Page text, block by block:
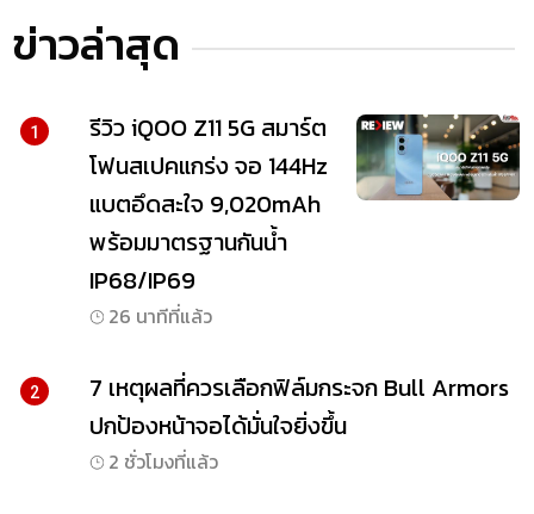
ข่าวล่าสุด
1
รีวิว iQOO Z11 5G สมาร์ต
โฟนสเปคแกร่ง จอ 144Hz
แบตอึดสะใจ 9,020mAh
พร้อมมาตรฐานกันน้ำ
IP68/IP69
26 นาทีที่แล้ว
2
7 เหตุผลที่ควรเลือกฟิล์มกระจก Bull Armors
ปกป้องหน้าจอได้มั่นใจยิ่งขึ้น
2 ชั่วโมงที่แล้ว